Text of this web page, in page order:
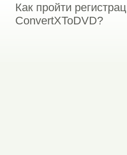
Как пройти
ConvertXToDVD?